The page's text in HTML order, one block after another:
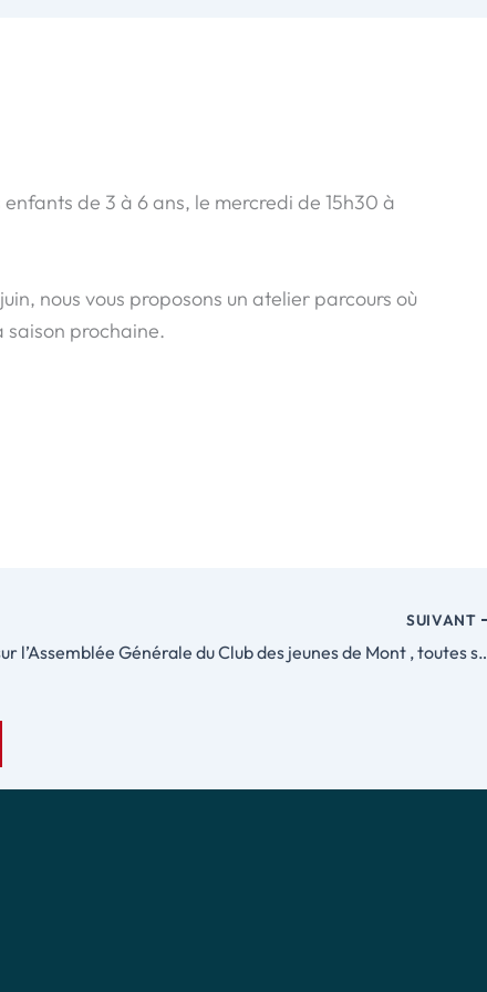
de 3 à 6 ans, le mercredi de 15h30 à
nous vous proposons un atelier parcours où
prochaine.
SUIVANT
retour sur l’Assemblée Générale du Club des jeunes